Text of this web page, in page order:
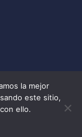
Creado con
la mejor
este sitio,
ello.